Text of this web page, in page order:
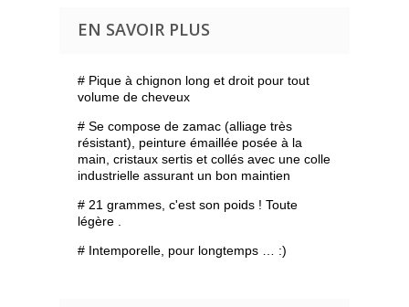
EN SAVOIR PLUS
# Pique à chignon long et droit pour tout
volume de cheveux
# Se compose de zamac (alliage très
résistant), peinture émaillée posée à la
main, cristaux sertis et collés avec une colle
industrielle assurant un bon maintien
# 21 grammes, c'est son poids ! Toute
légère .
# Intemporelle, pour longtemps … :)